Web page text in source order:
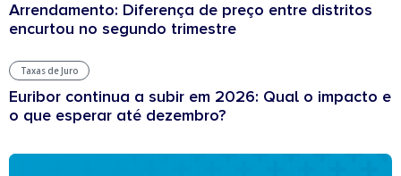
Arrendamento: Diferença de preço entre distritos
encurtou no segundo trimestre
Taxas de Juro
Euribor continua a subir em 2026: Qual o impacto e
o que esperar até dezembro?